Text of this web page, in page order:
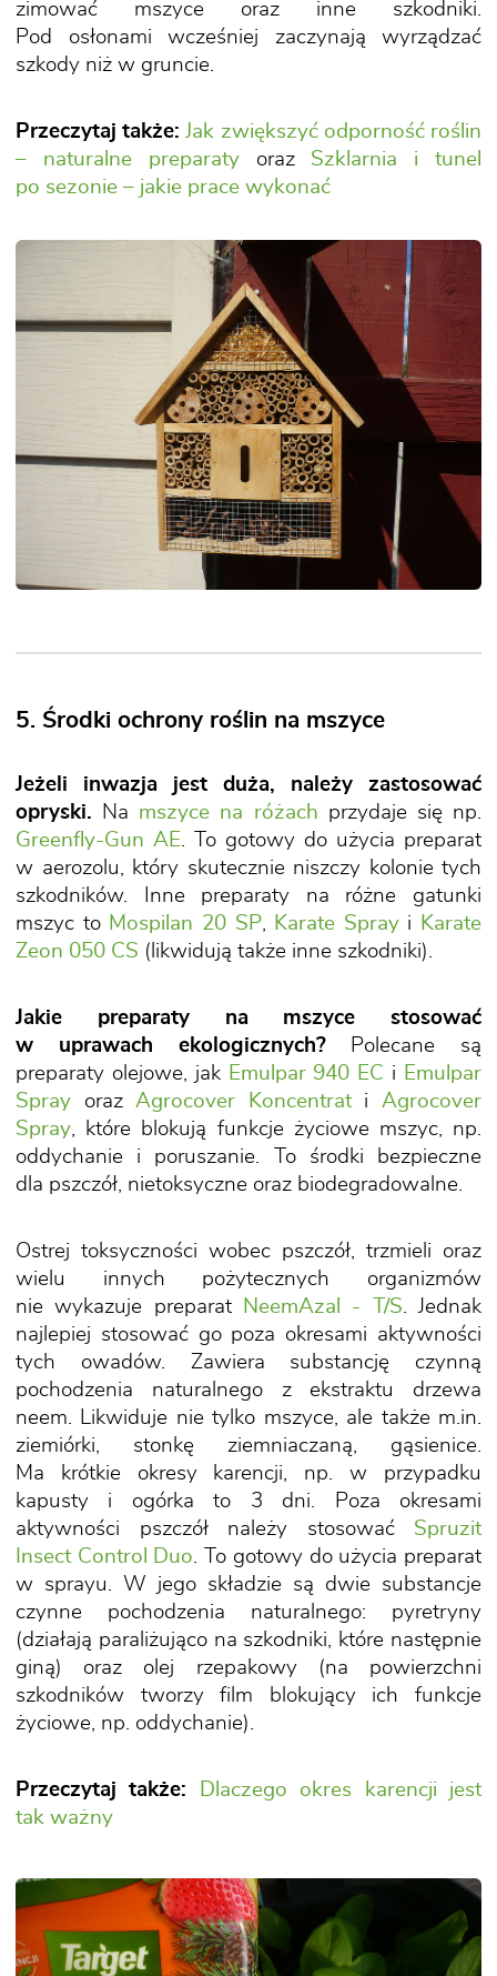
zimować mszyce oraz inne szkodniki.
Pod osłonami wcześniej zaczynają wyrządzać
szkody niż w gruncie.
Przeczytaj także: Jak zwiększyć odporność roślin
– naturalne preparatyoraz Szklarnia i tunel
po sezonie – jakie prace wykonać
5. Środki ochrony roślin na mszyce
Jeżeli inwazja jest duża, należy zastosować
opryski. Na mszyce na różach przydaje się np.
Greenfly-Gun AE. To gotowy do użycia preparat
w aerozolu, który skutecznie niszczy kolonie tych
szkodników. Inne preparaty na różne gatunki
mszyc to Mospilan 20 SP, Karate Sprayi
Karate
Zeon 050 CS (likwidują także inne szkodniki).
Jakie preparaty na mszyce stosować
w uprawach ekologicznych?Polecane są
preparaty olejowe, jak Emulpar 940 EC i Emulpar
Spray orazAgrocover KoncentratiAgrocover
Spray, które blokują funkcje życiowe mszyc, np.
oddychanie i poruszanie. To środki bezpieczne
dla pszczół, nietoksyczne oraz biodegradowalne.
Ostrej toksyczności wobec pszczół, trzmieli oraz
wielu innych pożytecznych organizmów
nie wykazuje preparat
NeemAzal - T/S. Jednak
najlepiej stosować go poza okresami aktywności
tych owadów. Zawiera substancję czynną
pochodzenia naturalnego z ekstraktu drzewa
neem. Likwiduje nie tylko mszyce, ale także m.in.
ziemiórki, stonkę ziemniaczaną, gąsienice.
Ma krótkie okresy karencji, np. w przypadku
kapusty i ogórka to 3 dni. Poza okresami
aktywności pszczół należy stosować Spruzit
Insect Control Duo. To gotowy do użycia preparat
w sprayu. W jego składzie są dwie substancje
czynne pochodzenia naturalnego: pyretryny
(działają paraliżująco na szkodniki, które następnie
giną) oraz olej rzepakowy (na powierzchni
szkodników tworzy film blokujący ich funkcje
życiowe, np. oddychanie).
Przeczytaj także:
Dlaczego okres karencji jest
tak ważny